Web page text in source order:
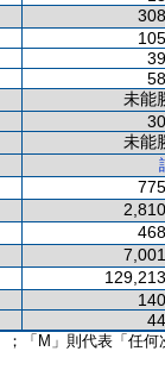
未能
未能
；「M」則代表「任何